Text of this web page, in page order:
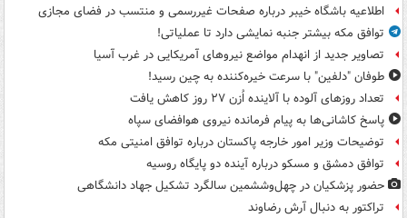
اطلاعیه باشگاه خیبر درباره صفحات غیررسمی و منتسب در فضای مجازی
توافق مکه بیشتر جنبه نمایشی دارد تا عملیاتی!
تصاویر جدید از انهدام مواضع نیروهای آمریکایی در غرب آسیا
طوفان "دلفین" با سرعت خیره‌کننده به چین رسید!
تعداد روزهای آلوده با آلاینده اُزن ۲۷ روز کاهش یافت
پاسخ کاشانی‌ها به پیام فرمانده نیروی هوافضای سپاه
توضیحات وزیر امور خارجه پاکستان درباره توافق امنیتی مکه
توافق دمشق و مسکو درباره آینده دو پایگاه روسیه
حضور پزشکیان در چهل‌وششمین سالگرد تشکیل جهاد دانشگاهی
تراکتور به دنبال آرش رضاوند